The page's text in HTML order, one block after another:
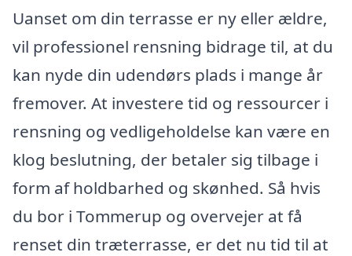
Uanset om din terrasse er ny eller ældre,
vil professionel rensning bidrage til, at du
kan nyde din udendørs plads i mange år
fremover. At investere tid og ressourcer i
rensning og vedligeholdelse kan være en
klog beslutning, der betaler sig tilbage i
form af holdbarhed og skønhed. Så hvis
du bor i Tommerup og overvejer at få
renset din træterrasse, er det nu tid til at